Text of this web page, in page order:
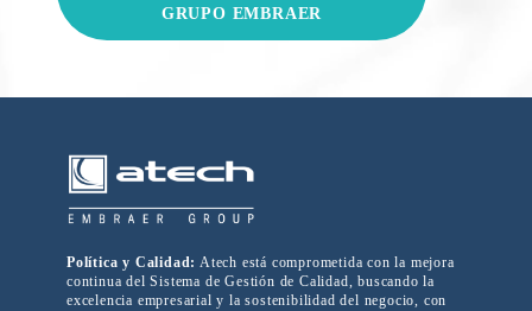
GRUPO EMBRAER
Política y Calidad: Atech está comprometida con la mejora
continua del Sistema de Gestión de Calidad, buscando la
excelencia empresarial y la sostenibilidad del negocio, con